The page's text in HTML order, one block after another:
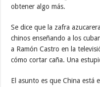
obtener algo más.
Se dice que la zafra
chinos enseñando a los
a Ramón Castro en la
cómo cortar caña. Una
El asunto es que China está